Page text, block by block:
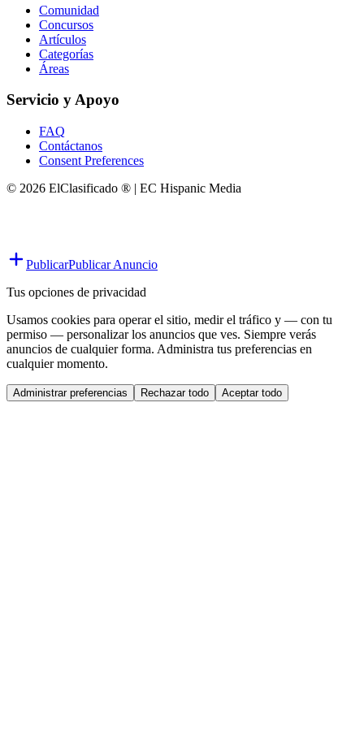
Comunidad
Concursos
Artículos
Categorías
Áreas
Servicio y Apoyo
FAQ
Contáctanos
Consent Preferences
© 2026 ElClasificado ® | EC Hispanic Media
PublicarPublicar Anuncio
Tus opciones de privacidad
Usamos cookies para operar el sitio, medir el tráfico y — con tu
permiso — personalizar los anuncios que ves. Siempre verás
anuncios de cualquier forma. Administra tus preferencias en
cualquier momento.
Administrar preferencias Rechazar todo Aceptar todo